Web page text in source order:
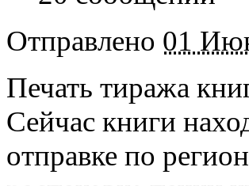
Отправлено 01
Печать тиража
Сейчас книги
отправке по